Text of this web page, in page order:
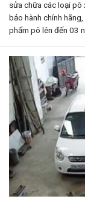
sửa chữa các loại pô
bảo hành chính
phẩm pô lên đến 03